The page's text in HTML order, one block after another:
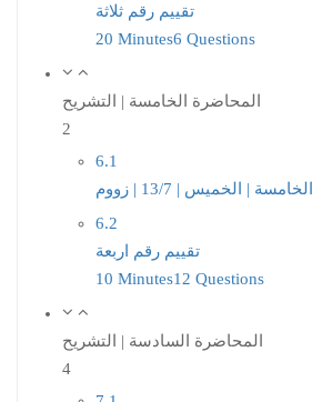
تقييم رقم ثلاثة
20 Minutes6 Questions
المحاضرة الخامسة | التشريح
2
6.1
| الخميس | 13/7 | زووم
6.2
تقييم رقم اربعة
10 Minutes12 Questions
المحاضرة السادسة | التشريح
4